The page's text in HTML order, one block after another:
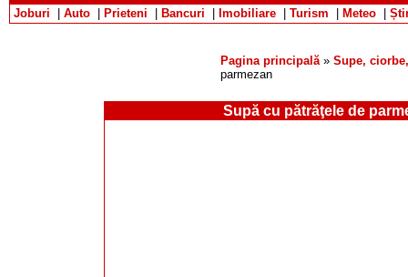
Joburi
Auto Prieteni Bancuri Imobiliare Turism Meteo
Pagina principală» Supe,
parmezan
Supă cu pătrăţele de